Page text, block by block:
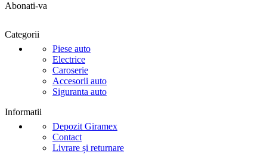
Abonati-va
Categorii
Piese auto
Electrice
Caroserie
Accesorii auto
Siguranta auto
Informatii
Depozit Giramex
Contact
Livrare și returnare